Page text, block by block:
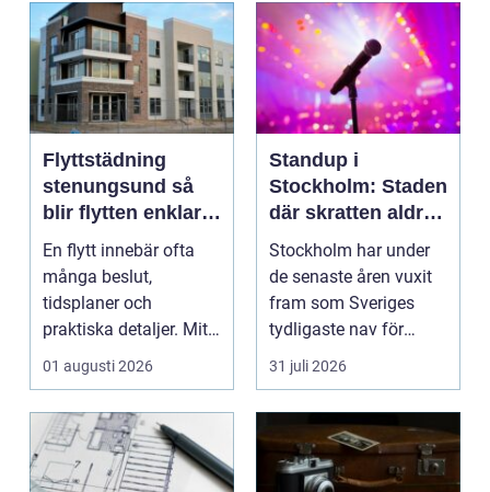
Flyttstädning
stenungsund så
blir flytten enklare
och mer trygg
En flytt innebär ofta
många beslut,
tidsplaner och
praktiska detaljer. Mitt
i allt hamnar
flyttstädn...
01 augusti 2026
Standup i
Stockholm: Staden
där skratten aldrig
tar paus
Stockholm har under
de senaste åren vuxit
fram som Sveriges
tydligaste nav för
livehumor....
31 juli 2026